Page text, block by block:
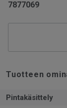
7877069
Tuotteen
Pintakäsittely